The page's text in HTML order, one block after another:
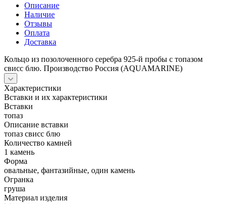
Описание
Наличие
Отзывы
Оплата
Доставка
Кольцо из позолоченного серебра 925-й пробы с топазом
свисс блю. Производство Россия (AQUAMARINE)
Характеристики
Вставки и их характеристики
Вставки
топаз
Описание вставки
топаз свисс блю
Количество камней
1 камень
Форма
овальные, фантазийные, один камень
Огранка
груша
Материал изделия